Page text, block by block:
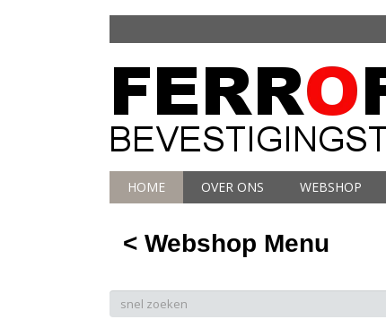
HOME OVER ONS WEBSHOP
< Webshop Menu